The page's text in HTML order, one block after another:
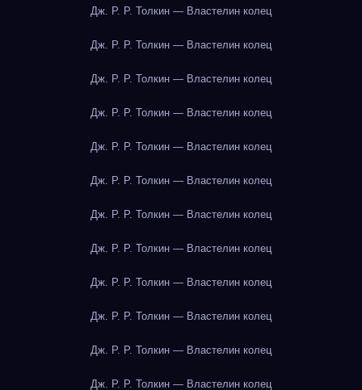
Дж. Р. Р. Толкин — Властелин колец
Дж. Р. Р. Толкин — Властелин колец
Дж. Р. Р. Толкин — Властелин колец
Дж. Р. Р. Толкин — Властелин колец
Дж. Р. Р. Толкин — Властелин колец
Дж. Р. Р. Толкин — Властелин колец
Дж. Р. Р. Толкин — Властелин колец
Дж. Р. Р. Толкин — Властелин колец
Дж. Р. Р. Толкин — Властелин колец
Дж. Р. Р. Толкин — Властелин колец
Дж. Р. Р. Толкин — Властелин колец
Дж. Р. Р. Толкин — Властелин колец